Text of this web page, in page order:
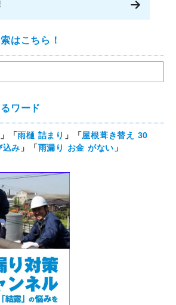
はこちら！
ワード
」「雨樋 詰まり 」「屋根葺き替え 30
込み 」「雨漏り お金 がない 」